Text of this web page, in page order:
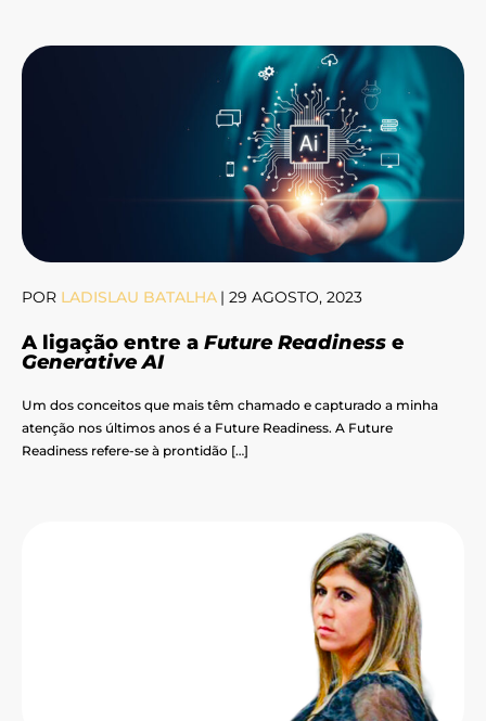
POR LADISLAU BATALHA | 29 AGOSTO, 2023
A ligação entre a Future Readiness e
Generative AI
Um dos conceitos que mais têm chamado e capturado a minha
atenção nos últimos anos é a Future Readiness. A Future
Readiness refere-se à prontidão […]